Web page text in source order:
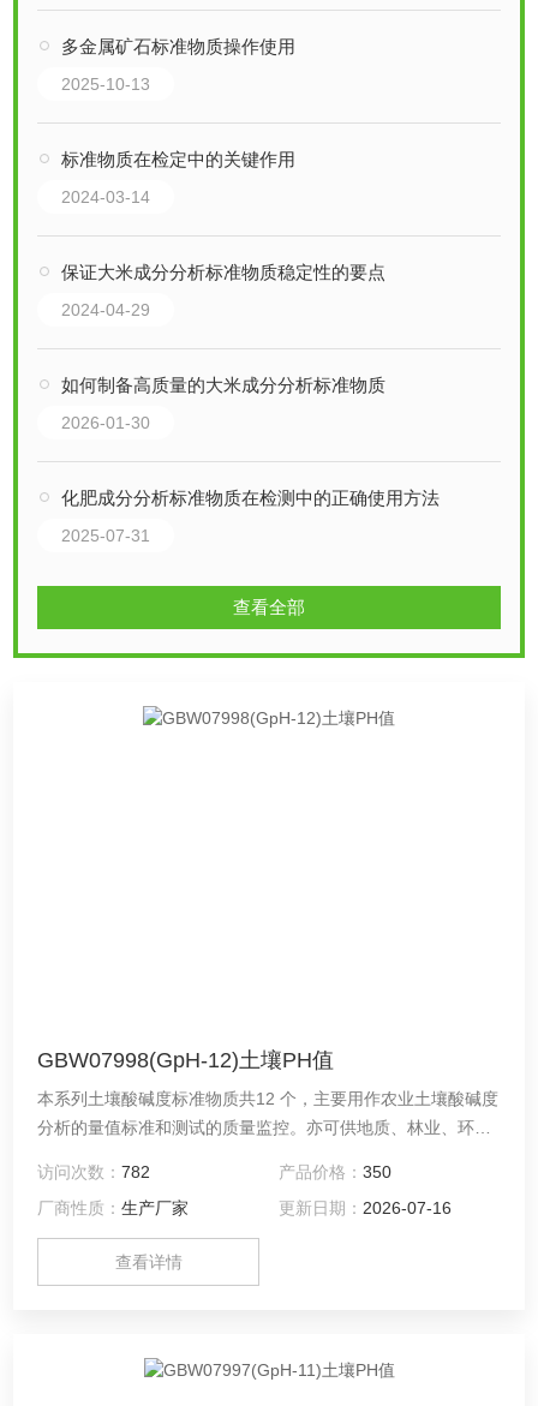
多金属矿石标准物质操作使用
2025-10-13
标准物质在检定中的关键作用
2024-03-14
保证大米成分分析标准物质稳定性的要点
2024-04-29
如何制备高质量的大米成分分析标准物质
2026-01-30
化肥成分分析标准物质在检测中的正确使用方法
2025-07-31
查看全部
GBW07998(GpH-12)土壤PH值
本系列土壤酸碱度标准物质共12 个，主要用作农业土壤酸碱度
分析的量值标准和测试的质量监控。亦可供地质、林业、环境
访问次数：782 产品价格： 350
厂商性质：生产厂家 更新日期： 2026-07-16
查看详情